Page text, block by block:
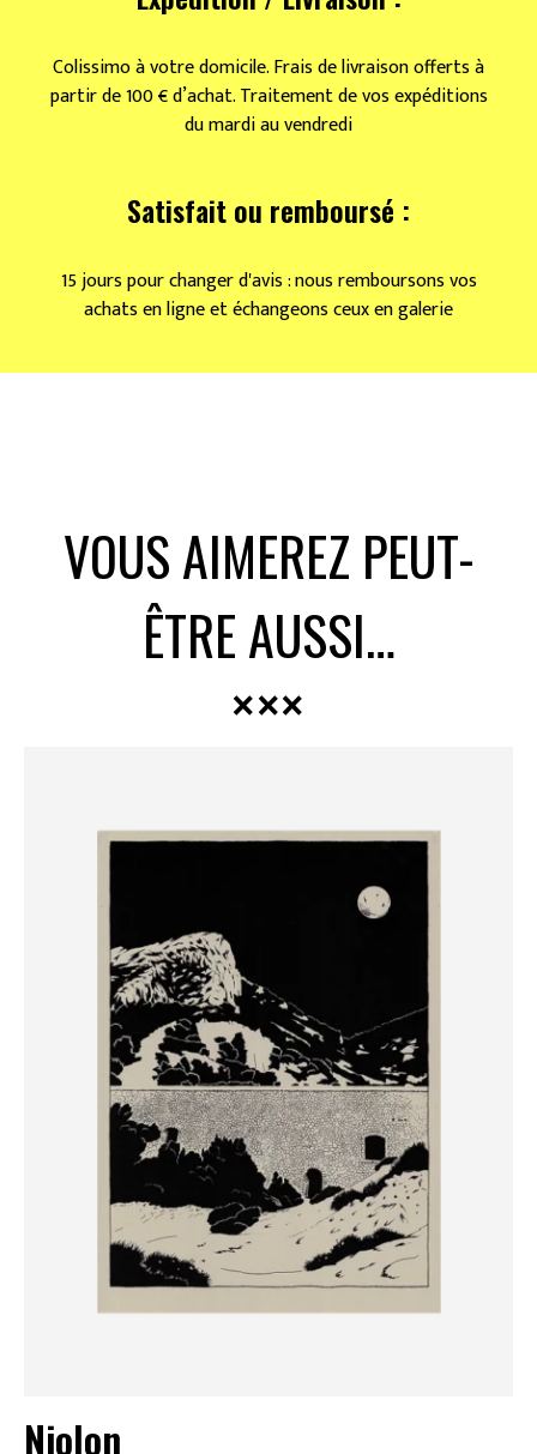
Colissimo à votre domicile. Frais de livraison offerts à
partir de 100 € d’achat. Traitement de vos expéditions
du mardi au vendredi
Satisfait ou remboursé :
15 jours pour changer d'avis : nous remboursons vos
achats en ligne et échangeons ceux en galerie
VOUS AIMEREZ PEUT-
ÊTRE AUSSI…
Niolon